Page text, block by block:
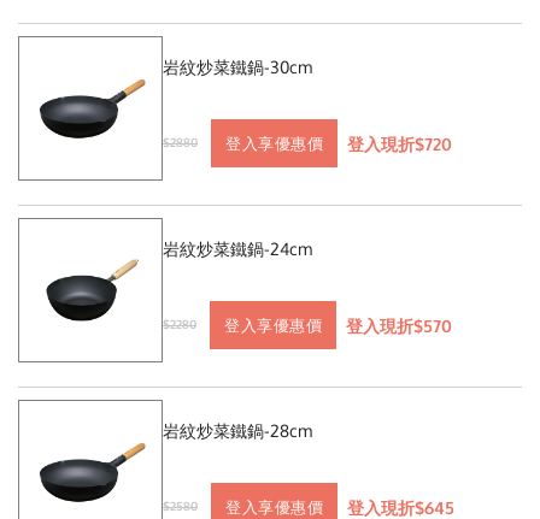
岩紋炒菜鐵鍋-30cm
$2880 登入享優惠價 登入現折$720
岩紋炒菜鐵鍋-24cm
$2280 登入享優惠價 登入現折$570
岩紋炒菜鐵鍋-28cm
$2580 登入享優惠價 登入現折$645